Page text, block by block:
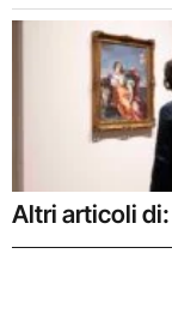
Altri articoli